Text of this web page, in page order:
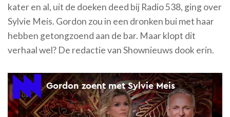
kater en al, uit de doeken deed bij Radio 538, ging over
Sylvie Meis. Gordon zou in een dronken bui met haar
hebben getongzoend aan de bar. Maar klopt dit
verhaal wel? De redactie van Shownieuws dook erin.